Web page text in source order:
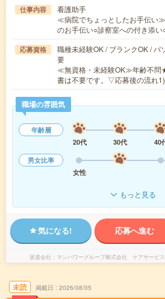
仕事内容
看護助手
≪病院でちょっとしたお手伝い
のお手伝い○診察室への付き添
応募資格
職種未経験OK / ブランクOK / パ
要
≪無資格・未経験OK≫年齢不
書は不要です。▽応募後の流れ
職場の雰囲気
年齢層
20代
30代 40
男女比率
女性
もっと見る
気になる! 応募へ進む
派遣会社 マンパワーグループ株式会社 ケアサービ
未読 掲載日 2026/08/05